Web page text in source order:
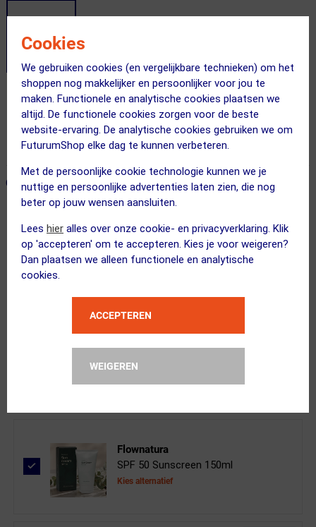
Cookies
We gebruiken cookies (en vergelijkbare technieken) om het
shoppen nog makkelijker en persoonlijker voor jou te
maken. Functionele en analytische cookies plaatsen we
altijd. De functionele cookies zorgen voor de beste
website-ervaring. De analytische cookies gebruiken we om
FuturumShop elke dag te kunnen verbeteren.
Met de persoonlijke cookie technologie kunnen we je
nuttige en persoonlijke advertenties laten zien, die nog
beter op jouw wensen aansluiten.
Lees hier alles over onze cookie- en privacyverklaring. Klik
op 'accepteren' om te accepteren. Kies je voor weigeren?
Dan plaatsen we alleen functionele en analytische
cookies.
ACCEPTEREN
WEIGEREN
Gratis bezorging & retourneren
Voor 23:00 uur besteld, morgen in huis
365 dagen retourrecht
← Terug naar productnavigatie
ONZE AANBEVOLEN COMBINATIE
POC
Aim Sport Zonnebril Zwart met Road ...
ppeeqq
Clear Vision Spray 50ml
Flownatura
SPF 50 Sunscreen 150ml
Kies alternatief